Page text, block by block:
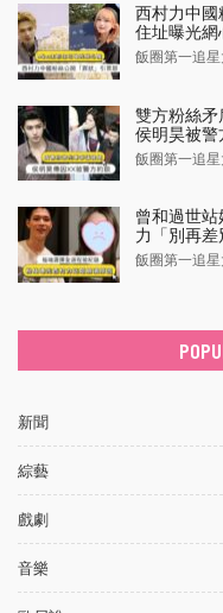
西村力中國
住址曝光網
飯圈第一追星
雙方粉絲
侯明昊被警
飯圈第一追星
曾和過世
力「別再差
飯圈第一追星
新聞
綜藝
戲劇
音樂